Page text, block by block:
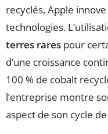
recyclés, Apple
technologies.
terres rares pour
d’une croissance
100 % de cobalt
l’entreprise montre
aspect de son cycle